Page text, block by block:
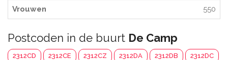
Vrouwen 550
Postcoden in de buurt De Camp
2312CD 2312CE 2312CZ 2312DA 2312DB 2312DC